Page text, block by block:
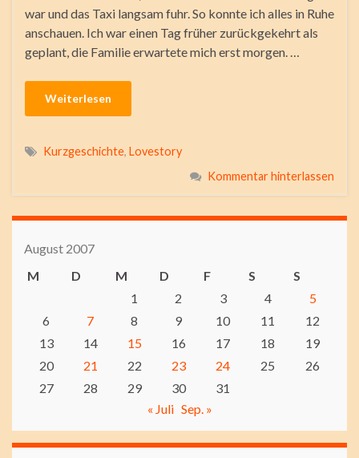
war und das Taxi langsam fuhr. So konnte ich alles in Ruhe
anschauen. Ich war einen Tag früher zurückgekehrt als
geplant, die Familie erwartete mich erst morgen. …
Weiterlesen
Kurzgeschichte, Lovestory
Kommentar hinterlassen
August 2007
M
D M D F S
S
1
2 3 4
5
6
7 8 9 10 11
12
13
14 15 16 17 18
19
20
21 22 23 24 25
26
27
28 29 30
31
« Juli Sep. »